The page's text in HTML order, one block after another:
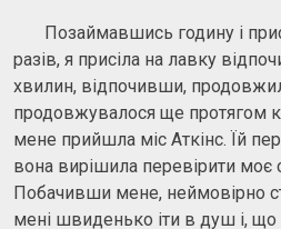
Позаймавшись годину і
разів, я присіла на лавку
хвилин, відпочивши,
продовжувалося ще протягом
мене прийшла міс Аткінс. Їй
вона вирішила перевірити моє
Побачивши мене, неймовірно
мені швиденько іти в душ і,